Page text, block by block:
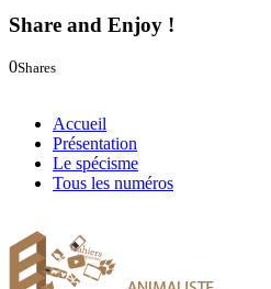
Share and Enjoy !
0Shares
Accueil
Présentation
Le spécisme
Tous les numéros